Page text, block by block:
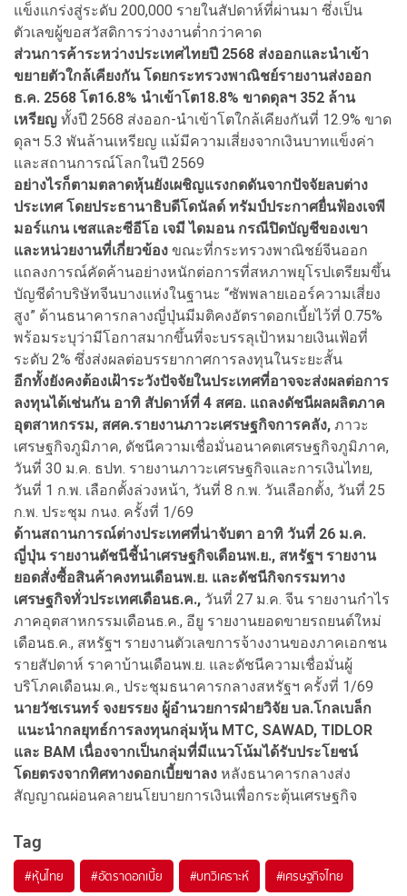
แข็งแกร่งสู่ระดับ 200,000 รายในสัปดาห์ที่ผ่านมา ซึ่งเป็น
ตัวเลขผู้ขอสวัสดิการว่างงานต่ำกว่าคาด
ส่วนการค้าระหว่างประเทศไทยปี 2568 ส่งออกและนำเข้า
ขยายตัวใกล้เคียงกัน โดยกระทรวงพาณิชย์รายงานส่งออก
ธ.ค. 2568 โต16.8% นำเข้าโต18.8% ขาดดุลฯ 352 ล้าน
เหรียญ ทั้งปี 2568 ส่งออก-นำเข้าโตใกล้เคียงกันที่ 12.9% ขาด
ดุลฯ 5.3 พันล้านเหรียญ แม้มีความเสี่ยงจากเงินบาทแข็งค่า
และสถานการณ์โลกในปี 2569
อย่างไรก็ตามตลาดหุ้นยังเผชิญแรงกดดันจากปัจจัยลบต่าง
ประเทศ โดยประธานาธิบดีโดนัลด์ ทรัมป์ประกาศยื่นฟ้องเจพี
มอร์แกน เชสและซีอีโอ เจมี ไดมอน กรณีปิดบัญชีของเขา
และหน่วยงานที่เกี่ยวข้อง ขณะที่กระทรวงพาณิชย์จีนออก
แถลงการณ์คัดค้านอย่างหนักต่อการที่สหภาพยุโรปเตรียมขึ้น
บัญชีดำบริษัทจีนบางแห่งในฐานะ “ซัพพลายเออร์ความเสี่ยง
สูง” ด้านธนาคารกลางญี่ปุ่นมีมติคงอัตราดอกเบี้ยไว้ที่ 0.75%
พร้อมระบุว่ามีโอกาสมากขึ้นที่จะบรรลุเป้าหมายเงินเฟ้อที่
ระดับ 2% ซึ่งส่งผลต่อบรรยากาศการลงทุนในระยะสั้น
อีกทั้งยังคงต้องเฝ้าระวังปัจจัยในประเทศที่อาจจะส่งผลต่อการ
ลงทุนได้เช่นกัน อาทิ สัปดาห์ที่ 4 สศอ. แถลงดัชนีผลผลิตภาค
อุตสาหกรรม, สศค.รายงานภาวะเศรษฐกิจการคลัง, ภาวะ
เศรษฐกิจภูมิภาค, ดัชนีความเชื่อมั่นอนาคตเศรษฐกิจภูมิภาค,
วันที่ 30 ม.ค. ธปท. รายงานภาวะเศรษฐกิจและการเงินไทย,
วันที่ 1 ก.พ. เลือกตั้งล่วงหน้า, วันที่ 8 ก.พ. วันเลือกตั้ง, วันที่ 25
ก.พ. ประชุม กนง. ครั้งที่ 1/69
ด้านสถานการณ์ต่างประเทศที่น่าจับตา อาทิ วันที่ 26 ม.ค.
ญี่ปุ่น รายงานดัชนีชี้นำเศรษฐกิจเดือนพ.ย., สหรัฐฯ รายงาน
ยอดสั่งซื้อสินค้าคงทนเดือนพ.ย. และดัชนีกิจกรรมทาง
เศรษฐกิจทั่วประเทศเดือนธ.ค., วันที่ 27 ม.ค. จีน รายงานกำไร
ภาคอุตสาหกรรมเดือนธ.ค., อียู รายงานยอดขายรถยนต์ใหม่
เดือนธ.ค., สหรัฐฯ รายงานตัวเลขการจ้างงานของภาคเอกชน
รายสัปดาห์ ราคาบ้านเดือนพ.ย. และดัชนีความเชื่อมั่นผู้
บริโภคเดือนม.ค., ประชุมธนาคารกลางสหรัฐฯ ครั้งที่ 1/69
นายวัชเรนทร์ จงยรรยง ผู้อำนวยการฝ่ายวิจัย บล.โกลเบล็ก
แนะนำกลยุทธ์การลงทุนกลุ่มหุ้น MTC, SAWAD, TIDLOR
และ BAM เนื่องจากเป็นกลุ่มที่มีแนวโน้มได้รับประโยชน์
โดยตรงจากทิศทางดอกเบี้ยขาลง หลังธนาคารกลางส่ง
สัญญาณผ่อนคลายนโยบายการเงินเพื่อกระตุ้นเศรษฐกิจ
Tag
#หุ้นไทย #อัตราดอกเบี้ย #บทวิเคราะห์ #เศรษฐกิจไทย